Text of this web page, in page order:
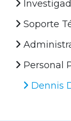
Soporte
Personal
Dennis